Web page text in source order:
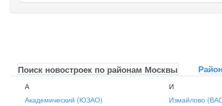
Поиск новостроек по районам Москвы
А
Академический (ЮЗАО)
И
Измайлово